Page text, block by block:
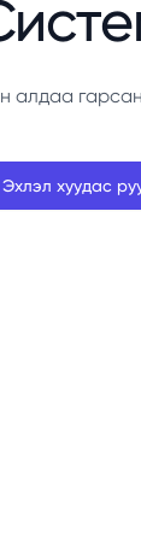
алдаа
Эхлэл хуудас